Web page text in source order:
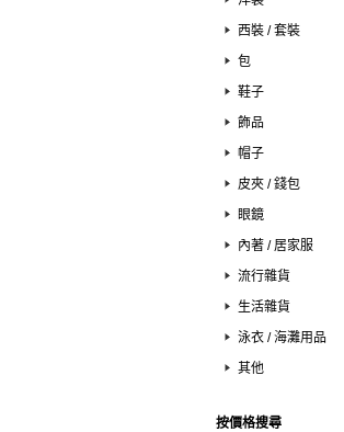
西裝 / 套裝
包
鞋子
飾品
帽子
皮夾 / 錢包
眼鏡
內著 / 居家服
流行雜貨
生活雜貨
泳衣 / 海灘用品
其他
按價格搜尋